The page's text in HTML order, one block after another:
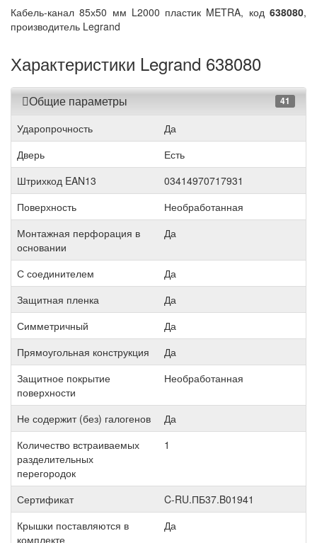
Кабель-канал 85х50 мм L2000 пластик METRA, код 638080,
производитель Legrand
Характеристики Legrand 638080
Общие параметры 41
Ударопрочность
Да
Дверь
Есть
Штрихкод EAN13
03414970717931
Поверхность
Необработанная
Монтажная перфорация в
основании
Да
С соединителем
Да
Защитная пленка
Да
Симметричный
Да
Прямоугольная конструкция
Да
Защитное покрытие
поверхности
Необработанная
Не содержит (без) галогенов
Да
Количество встраиваемых
разделительных
перегородок
1
Сертификат
C-RU.ПБ37.B01941
Крышки поставляются в
комплекте
Да